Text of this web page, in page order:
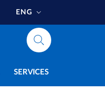
ENG
SERVICES